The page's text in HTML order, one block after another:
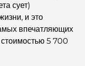
Палм-
и великолепных
с семьей:
сует)
и это
впечатляющих
стоимостью 5 700